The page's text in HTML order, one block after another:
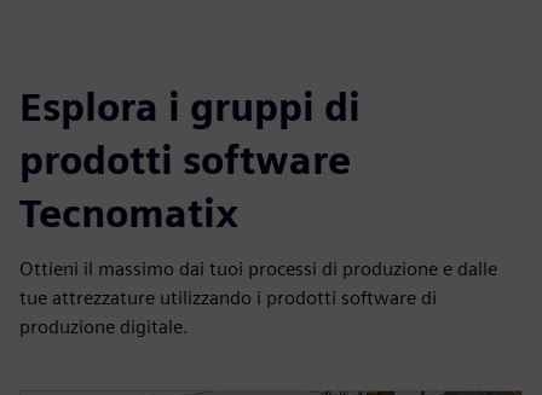
Esplora i gruppi di
prodotti software
Tecnomatix
Ottieni il massimo dai tuoi processi di produzione e dalle
tue attrezzature utilizzando i prodotti software di
produzione digitale.